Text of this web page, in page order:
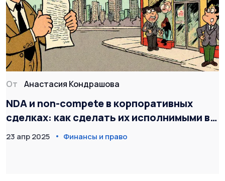
От Анастасия Кондрашова
NDA и non-compete в корпоративных
сделках: как сделать их исполнимыми в
России
23 апр 2025 Финансы и право